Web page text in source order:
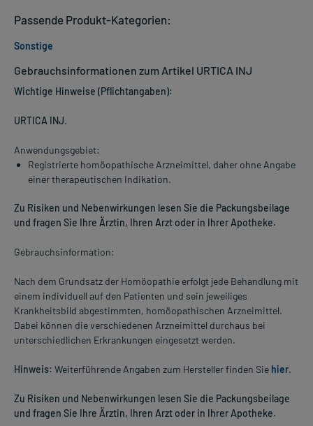
Gebrauchsinformationen zum Artikel URTICA INJ
Wichtige Hinweise (Pflichtangaben):
URTICA INJ.
Anwendungsgebiet:
Registrierte homöopathische Arzneimittel, daher ohne Angabe
einer therapeutischen Indikation.
Zu Risiken und Nebenwirkungen lesen Sie die Packungsbeilage
und fragen Sie Ihre Ärztin, Ihren Arzt oder in Ihrer Apotheke.
Gebrauchsinformation:
Nach dem Grundsatz der Homöopathie erfolgt jede Behandlung mit
einem individuell auf den Patienten und sein jeweiliges
Krankheitsbild abgestimmten, homöopathischen Arzneimittel.
Dabei können die verschiedenen Arzneimittel durchaus bei
unterschiedlichen Erkrankungen eingesetzt werden.
Hinweis: Weiterführende Angaben zum Hersteller finden Sie hier.
Zu Risiken und Nebenwirkungen lesen Sie die Packungsbeilage
und fragen Sie Ihre Ärztin, Ihren Arzt oder in Ihrer Apotheke.
Passende Produkt-Kategorien:
Sonstige